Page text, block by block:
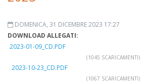
DOMENICA, 31 DICEMBRE 2023 17:27
DOWNLOAD ALLEGATI:
2023-01-09_CD.PDF
(1045 SCARICAMENTI)
2023-10-23_CD.PDF
(1067 SCARICAMENTI)